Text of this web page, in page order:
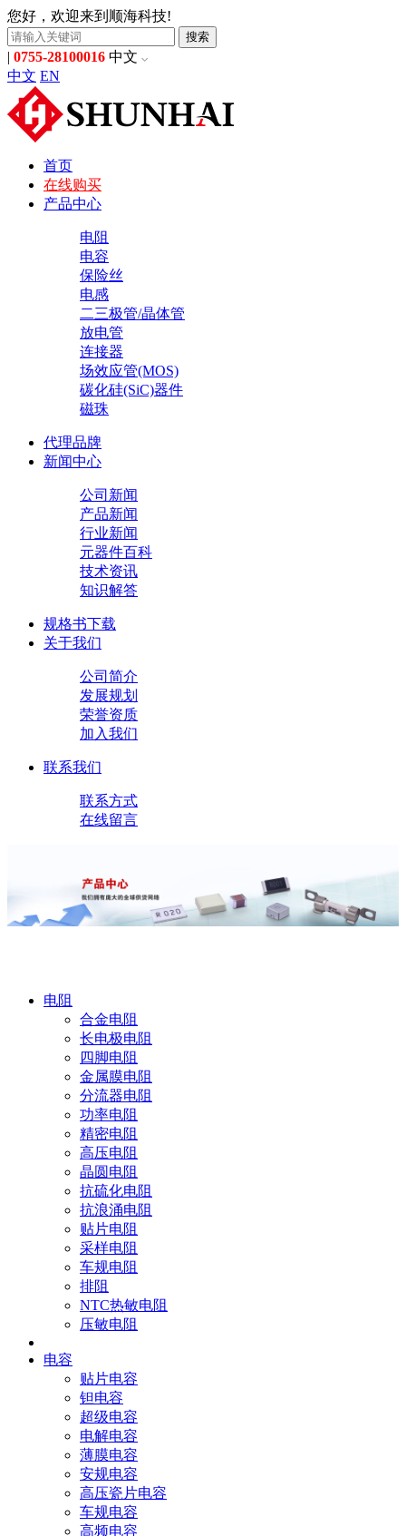
您好，欢迎来到顺海科技!
搜索
| 0755-28100016 中文
中文 EN
首页
在线购买
产品中心
电阻
电容
保险丝
电感
二三极管/晶体管
放电管
连接器
场效应管(MOS)
碳化硅(SiC)器件
磁珠
代理品牌
新闻中心
公司新闻
产品新闻
行业新闻
元器件百科
技术资讯
知识解答
规格书下载
关于我们
公司简介
发展规划
荣誉资质
加入我们
联系我们
联系方式
在线留言
电阻
合金电阻
长电极电阻
四脚电阻
金属膜电阻
分流器电阻
功率电阻
精密电阻
高压电阻
晶圆电阻
抗硫化电阻
抗浪涌电阻
贴片电阻
采样电阻
车规电阻
排阻
NTC热敏电阻
压敏电阻
电容
贴片电容
钽电容
超级电容
电解电容
薄膜电容
安规电容
高压瓷片电容
车规电容
高频电容